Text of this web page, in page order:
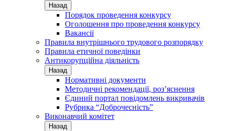
Назад
Порядок проведення конкурсу
Оголошення про проведення конкурсу
Вакансії
Правила внутрішнього трудового розпорядку
Правила етичної поведінки
Антикорупційна діяльність
Назад
Нормативні документи
Методичні рекомендації, роз’яснення
Єдиний портал повідомлень викривачів
Рубрика “Доброчесність”
Виконавчий комітет
Назад